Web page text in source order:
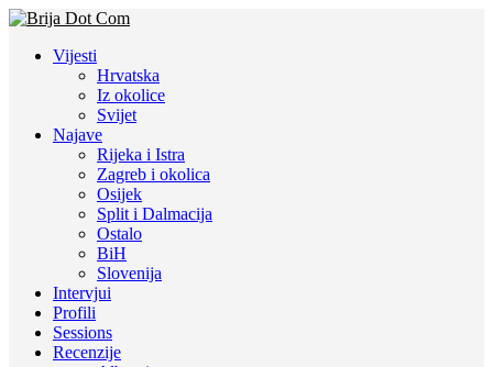
Vijesti
Hrvatska
Iz okolice
Svijet
Najave
Rijeka i Istra
Zagreb i okolica
Osijek
Split i Dalmacija
Ostalo
BiH
Slovenija
Intervjui
Profili
Sessions
Recenzije